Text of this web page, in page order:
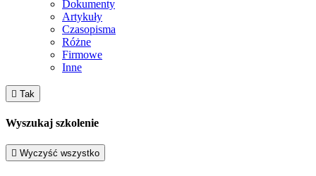
Dokumenty
Artykuły
Czasopisma
Różne
Firmowe
Inne
 Tak
Wyszukaj szkolenie
 Wyczyść wszystko